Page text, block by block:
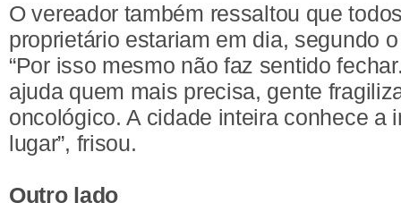
O vereador também ressaltou que
proprietário estariam em dia, segundo
“Por isso mesmo não faz sentido
ajuda quem mais precisa, gente
oncológico. A cidade inteira conhece a
lugar”, frisou.
Outro lado